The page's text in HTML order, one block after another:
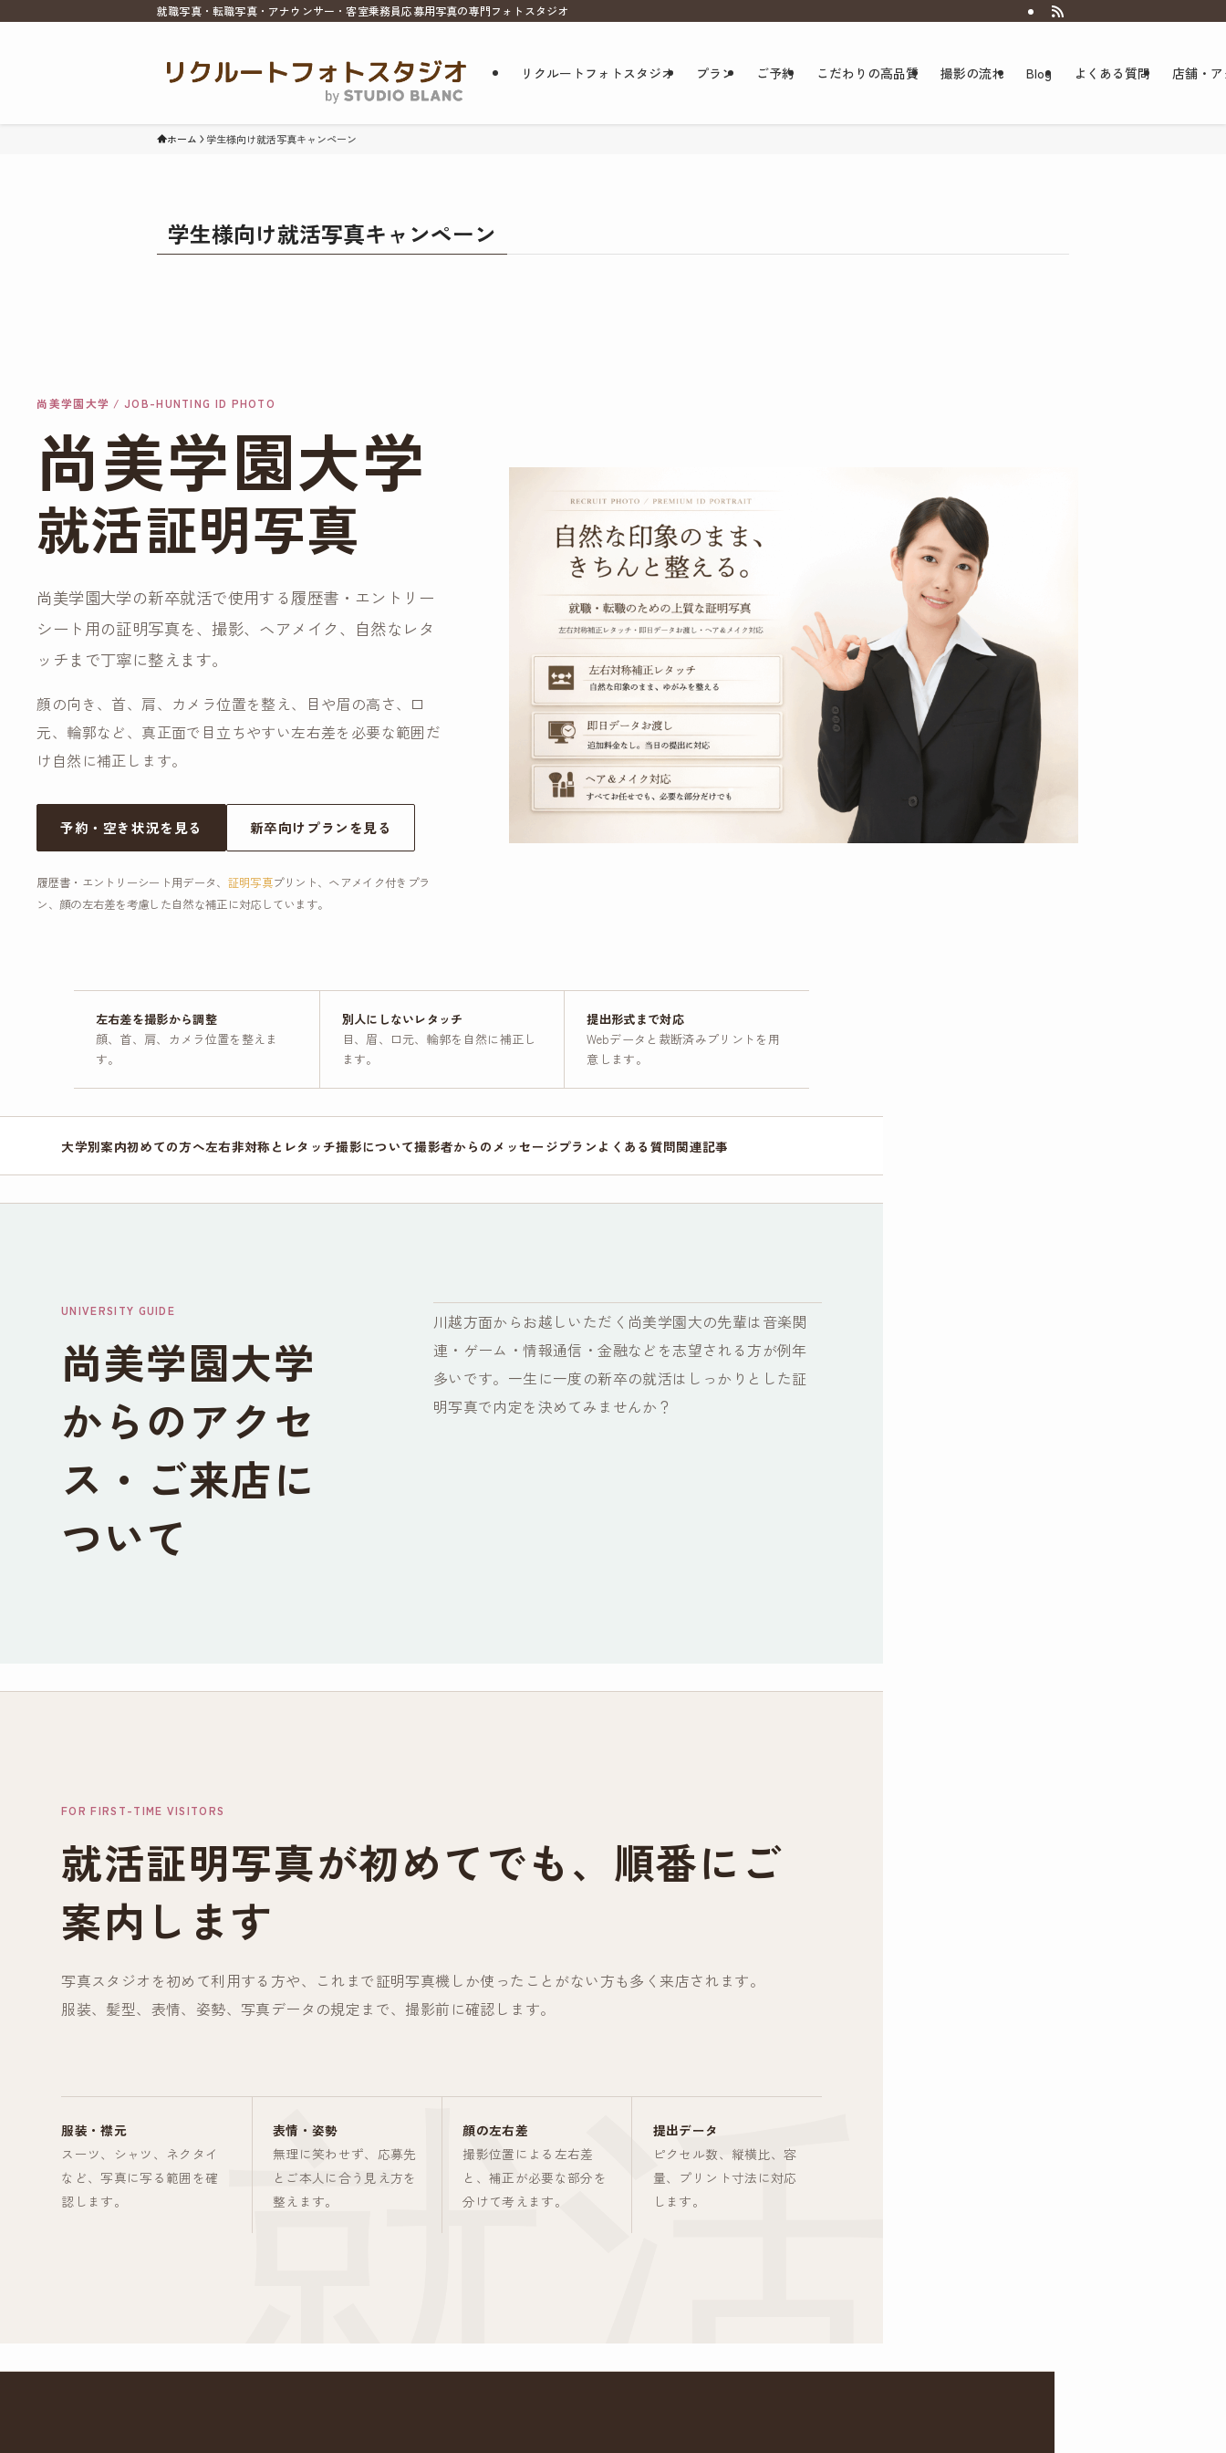
就職写真・転職写真・アナウンサー・客室乗務員応募用写真の専門フォトスタジオ
リクルートフォトスタジオ プラン ご予約 こだわりの高品質 撮影の流れ Blog よくある質問 店舗・
ホーム 学生様向け就活写真キャンペーン
学生様向け就活写真キャンペーン
尚美学園大学 / JOB-HUNTING ID PHOTO
尚美学園大学
就活証明写真
尚美学園大学の新卒就活で使用する履歴書・エントリー
シート用の証明写真を、撮影、ヘアメイク、自然なレタ
ッチまで丁寧に整えます。
顔の向き、首、肩、カメラ位置を整え、目や眉の高さ、口
元、輪郭など、真正面で目立ちやすい左右差を必要な範囲だ
け自然に補正します。
予約・空き状況を見る 新卒向けプランを見る
履歴書・エントリーシート用データ、 証明写真プリント、ヘアメイク付きプラ
ン、顔の左右差を考慮した自然な補正に対応しています。
左右差を撮影から調整
顔、首、肩、カメラ位置を整えま
す。
別人にしないレタッチ
目、眉、口元、輪郭を自然に補正し
ます。
提出形式まで対応
Webデータと裁断済みプリントを用
意します。
大学別案内初めての方へ左右非対称とレタッチ撮影について撮影者からのメッセージプラン よくある質問関連記事
UNIVERSITY GUIDE
尚美学園大学
からのアクセ
ス・ご来店に
ついて
川越方面からお越しいただく尚美学園大の先輩は音楽関
連・ゲーム・情報通信・金融などを志望される方が例年
多いです。一生に一度の新卒の就活はしっかりとした証
明写真で内定を決めてみませんか？
FOR FIRST-TIME VISITORS
就活証明写真が初めてでも、順番にご
案内します
写真スタジオを初めて利用する方や、これまで証明写真機しか使ったことがない方も多く来店されます。
服装、髪型、表情、姿勢、写真データの規定まで、撮影前に確認します。
服装・襟元
スーツ、シャツ、ネクタイ
など、写真に写る範囲を確
認します。
表情・姿勢
無理に笑わせず、応募先
とご本人に合う見え方を
整えます。
顔の左右差
撮影位置による左右差
と、補正が必要な部分を
分けて考えます。
提出データ
ピクセル数、縦横比、容
量、プリント寸法に対応
します。